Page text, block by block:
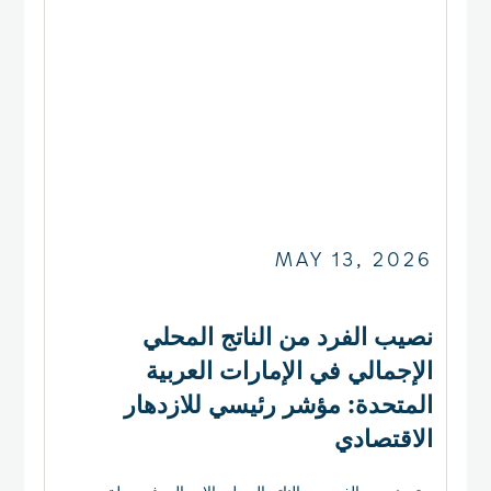
MAY 13, 2026
نصيب الفرد من الناتج المحلي
الإجمالي في الإمارات العربية
المتحدة: مؤشر رئيسي للازدهار
الاقتصادي